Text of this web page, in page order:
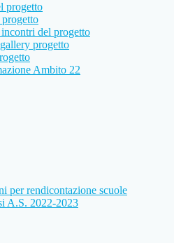
progetto
del progetto
progetto
Ambito 22
per rendicontazione scuole
A.S. 2022-2023